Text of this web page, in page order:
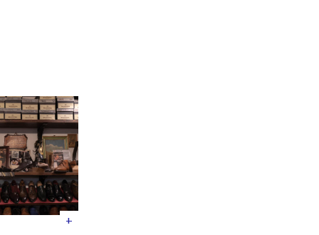
+